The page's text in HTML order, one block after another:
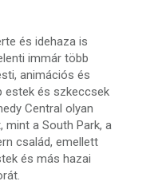
és idehaza is
immár több
animációs és
estek és szkeccsek
Central olyan
a South Park, a
család, emellett
és más hazai